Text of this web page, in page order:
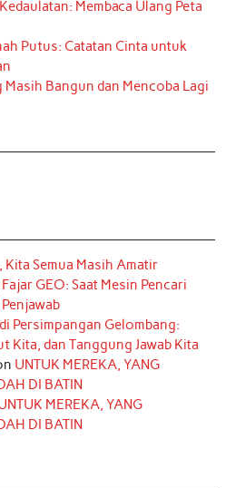
Membaca Ulang Peta
Putus: Catatan Cinta untuk
Masih Bangun dan Mencoba Lagi
Kita Semua Masih Amatir
Fajar GEO: Saat Mesin Pencari
Persimpangan Gelombang:
Kita, dan Tanggung Jawab Kita
UNTUK MEREKA, YANG
DI BATIN
MEREKA, YANG
DI BATIN